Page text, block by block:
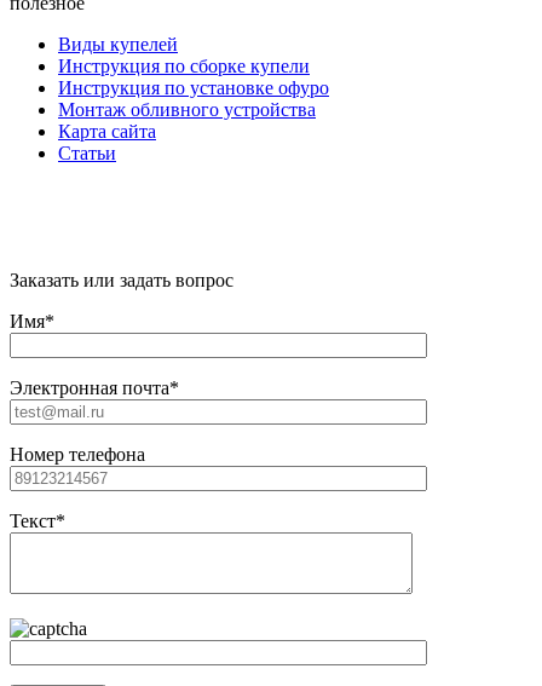
Виды купелей
Инструкция по сборке купели
Инструкция по установке офуро
Монтаж обливного устройства
Карта сайта
Статьи
Заказать или задать вопрос
Имя*
Электронная почта*
Номер телефона
Текст*